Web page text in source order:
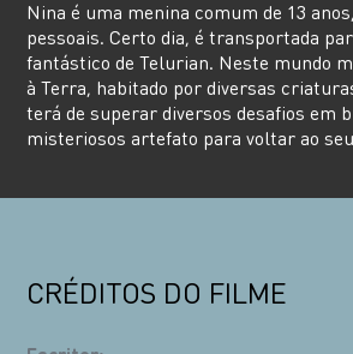
Nina é uma menina comum de 13
pessoais. Certo dia, é transportada
fantástico de Telurian. Neste mundo
à Terra, habitado por diversas
terá de superar diversos desafios em
misteriosos artefato para voltar ao
CRÉDITOS DO FILME